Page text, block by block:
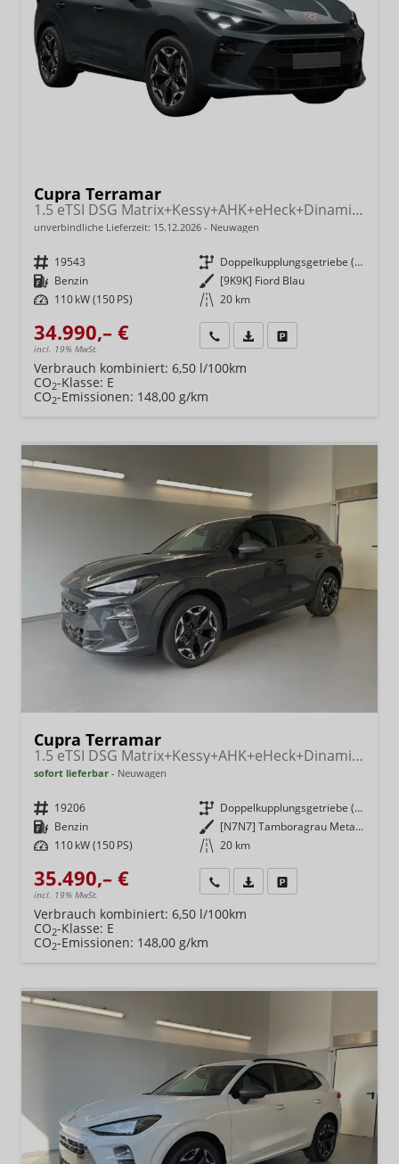
Cupra Terramar
1.5 eTSI DSG Matrix+Kessy+AHK+eHeck+Dinamica+CarPlay+eHeck+GV5
unverbindliche Lieferzeit: 15.12.2026 Neuwagen
Fahrzeugnr. 19543 Getriebe
Doppelkupplungsgetriebe (DSG)
Kraftstoff Benzin Außenfarbe [9K9K] Fiord Blau
Leistung 110 kW (150 PS) Kilometerstand 20 km
34.990,– €
incl. 19% MwSt.
Wir rufen Sie anFahrzeugexposé (PDF)
Verbrauch kombiniert: 6,50 l/100km
CO2-Klasse: E
CO2-Emissionen: 148,00 g/km
Cupra Terramar
1.5 eTSI DSG Matrix+Kessy+AHK+eHeck+Dinamica+CarPlay+eHeck+GV5
sofort lieferbar Neuwagen
Fahrzeugnr. 19206 Getriebe
Doppelkupplungsgetriebe (DSG)
Kraftstoff Benzin Außenfarbe
[N7N7] Tamboragrau Metallic
Leistung 110 kW (150 PS) Kilometerstand 20 km
35.490,– €
incl. 19% MwSt.
Wir rufen Sie anFahrzeugexposé (PDF)
Verbrauch kombiniert: 6,50 l/100km
CO2-Klasse: E
CO2-Emissionen: 148,00 g/km